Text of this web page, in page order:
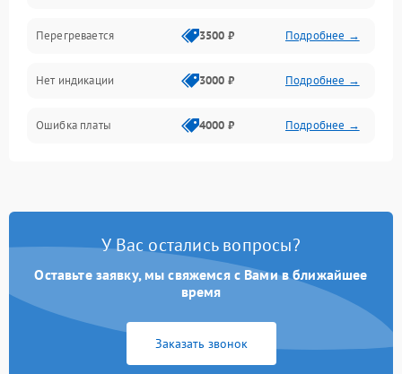
Перегревается 3500 ₽ Подробнее →
Нет индикации 3000 ₽ Подробнее →
Ошибка платы 4000 ₽ Подробнее →
У Вас остались вопросы?
Оставьте заявку, мы свяжемся с Вами в ближайшее
время
Заказать звонок